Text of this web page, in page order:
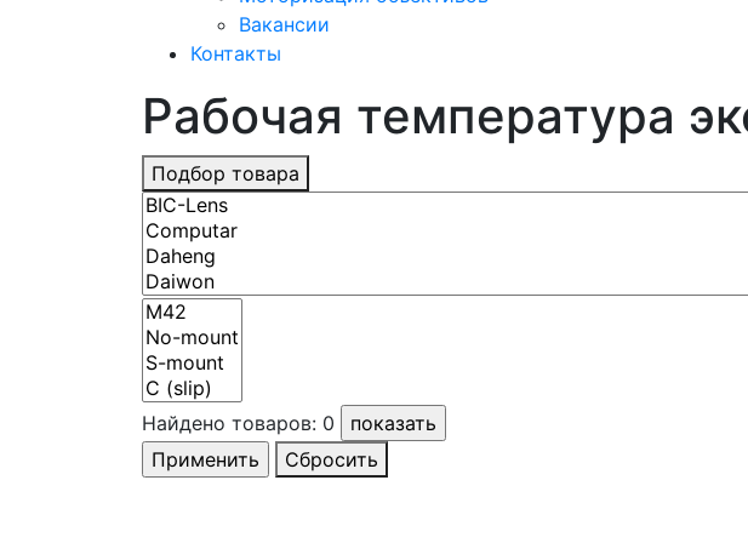
Вакансии
Контакты
Рабочая температура
Подбор товара
Найдено товаров: 0
Сбросить